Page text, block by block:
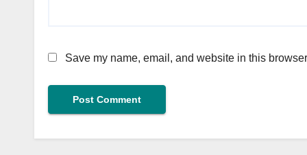
Save my name, email, and website in this